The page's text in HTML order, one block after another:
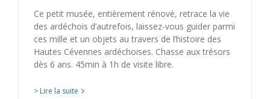
Ce petit musée, entièrement rénové, retrace la vie
des ardéchois d’autrefois, laissez-vous guider parmi
ces mille et un objets au travers de l’histoire des
Hautes Cévennes ardéchoises. Chasse aux trésors
dès 6 ans. 45min à 1h de visite libre.
> Lire la suite